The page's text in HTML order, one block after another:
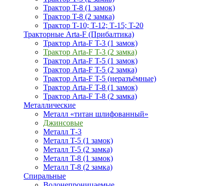
Трактор T-8 (1 замок)
Трактор T-8 (2 замка)
Трактор T-10; T-12; Т-15; T-20
Тракторные Arta-F (Прибалтика)
Трактор Arta-F T-3 (1 замок)
Трактор Arta-F T-3 (2 замка)
Трактор Arta-F T-5 (1 замок)
Трактор Arta-F T-5 (2 замка)
Трактор Arta-F T-5 (неразъёмные)
Трактор Arta-F T-8 (1 замок)
Трактор Arta-F T-8 (2 замка)
Металлические
Металл «титан шлифованный»
Джинсовые
Металл Т-3
Металл T-5 (1 замок)
Металл T-5 (2 замка)
Металл T-8 (1 замок)
Металл T-8 (2 замка)
Спиральные